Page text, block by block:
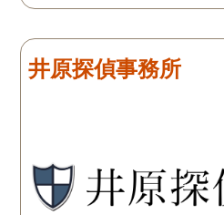
方に依頼となると丸投げで
が、二人三脚で協力しあい
ながら、進めて行った感じ
と思います。思い切ってお
願いして良かったです。 こ
の度はありがとうございま
井原探偵事務所